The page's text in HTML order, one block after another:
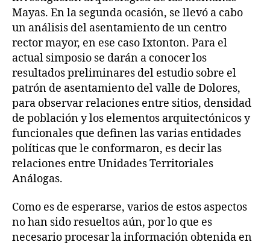
Mayas. En la segunda ocasión, se llevó a cabo
un análisis del asentamiento de un centro
rector mayor, en ese caso Ixtonton. Para el
actual simposio se darán a conocer los
resultados preliminares del estudio sobre el
patrón de asentamiento del valle de Dolores,
para observar relaciones entre sitios, densidad
de población y los elementos arquitectónicos y
funcionales que definen las varias entidades
políticas que le conformaron, es decir las
relaciones entre Unidades Territoriales
Análogas.
Como es de esperarse, varios de estos aspectos
no han sido resueltos aún, por lo que es
necesario procesar la información obtenida en